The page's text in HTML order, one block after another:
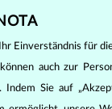
- die
ein Rundschliff,
Einverständnis für
auch zur
. Indem Sie auf